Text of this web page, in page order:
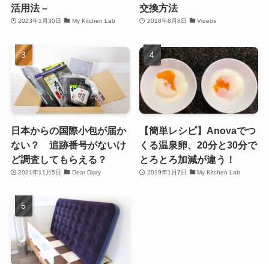
活用法 –
2023年1月30日 My Kitchen Lab
交換方法
2018年8月8日 Videos
日本からの国際小包が届か
ない？ 追跡番号がないけ
ど調査してもらえる？
2021年11月5日 Dear Diary
【簡単レシピ】Anovaでつ
くる温泉卵、20分と30分で
とろとろ加減が違う！
2019年1月7日 My Kitchen Lab